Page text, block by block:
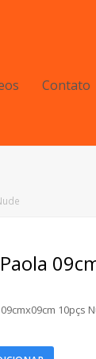
Contato
10pçs